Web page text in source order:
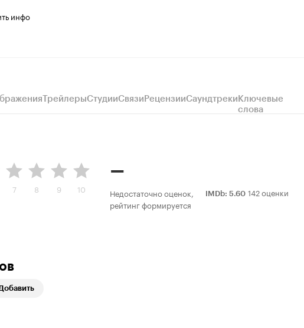
инфо
ТрейлерыСтудииСвязиРецензииСаундтрекиКлючевые
слова
7 8 9 10
–
Недостаточно оценок,
рейтинг формируется
IMDb: 5.60 142 оценки